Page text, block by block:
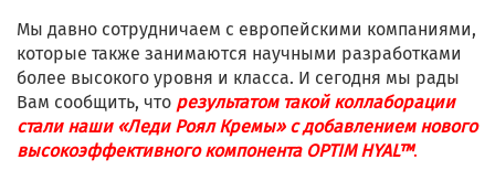
Мы давно сотрудничаем с европейскими компаниями,
которые также занимаются научными разработками
более высокого уровня и класса. И сегодня мы рады
Вам сообщить, что результатом такой коллаборации
стали наши «Леди Роял Кремы» с добавлением нового
высокоэффективного компонента OPTIM HYAL™.